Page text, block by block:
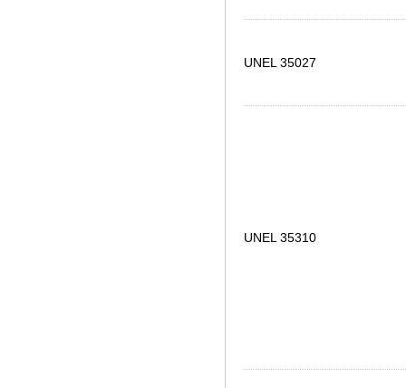
UNEL 35027
UNEL 35310